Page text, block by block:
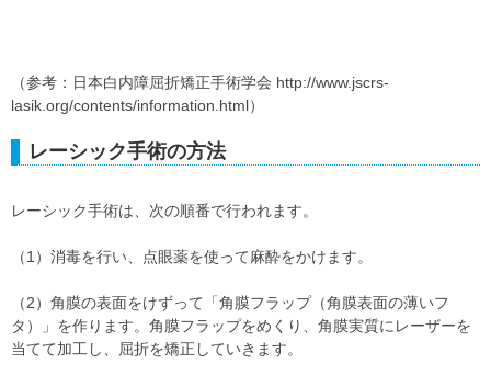
（参考：日本白内障屈折矯正手術学会 http://www.jscrs-
lasik.org/contents/information.html）
レーシック手術の方法
レーシック手術は、次の順番で行われます。
（1）消毒を行い、点眼薬を使って麻酔をかけます。
（2）角膜の表面をけずって「角膜フラップ（角膜表面の薄いフ
タ）」を作ります。角膜フラップをめくり、角膜実質にレーザーを
当てて加工し、屈折を矯正していきます。